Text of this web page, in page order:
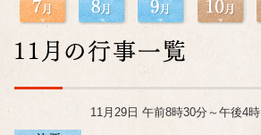
11月29日 午前8時30分～午後4時